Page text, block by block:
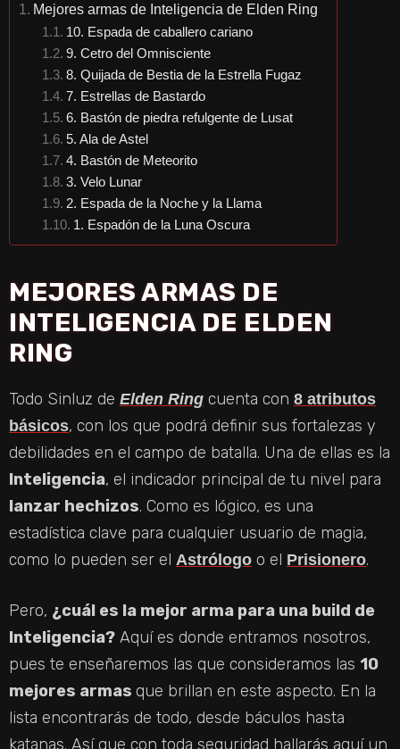
Mejores armas de Inteligencia de Elden Ring
10. Espada de caballero cariano
9. Cetro del Omnisciente
8. Quijada de Bestia de la Estrella Fugaz
7. Estrellas de Bastardo
6. Bastón de piedra refulgente de Lusat
5. Ala de Astel
4. Bastón de Meteorito
3. Velo Lunar
2. Espada de la Noche y la Llama
1. Espadón de la Luna Oscura
MEJORES ARMAS DE
INTELIGENCIA DE ELDEN
RING
Todo Sinluz de Elden Ring cuenta con 8 atributos
básicos, con los que podrá definir sus fortalezas y
debilidades en el campo de batalla. Una de ellas es la
Inteligencia, el indicador principal de tu nivel para
lanzar hechizos. Como es lógico, es una
estadística clave para cualquier usuario de magia,
como lo pueden ser el Astrólogo o el Prisionero.
Pero, ¿cuál es la mejor arma para una build de
Inteligencia? Aquí es donde entramos nosotros,
pues te enseñaremos las que consideramos las 10
mejores armas que brillan en este aspecto. En la
lista encontrarás de todo, desde báculos hasta
katanas. Así que con toda seguridad hallarás aquí un